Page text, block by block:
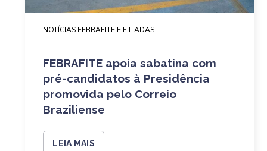
NOTÍCIAS FEBRAFITE E FILIADAS
FEBRAFITE apoia sabatina com
pré-candidatos à Presidência
promovida pelo Correio
Braziliense
LEIA MAIS